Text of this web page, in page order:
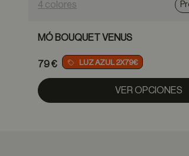
4 colores
MÓ BOUQUET VENUS
79 € LUZ AZUL 2X79€
VER OPCIONES